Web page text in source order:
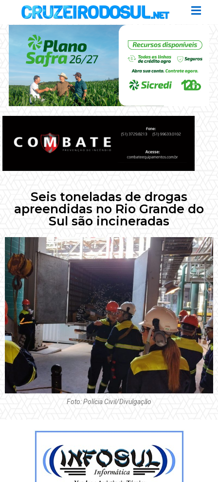
Seis toneladas de drogas
apreendidas no Rio Grande do
Sul são incineradas
Foto: Polícia Civil/Divulgação